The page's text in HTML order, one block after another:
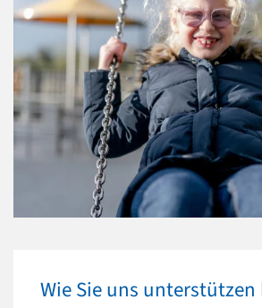
Wie Sie uns unterstützen